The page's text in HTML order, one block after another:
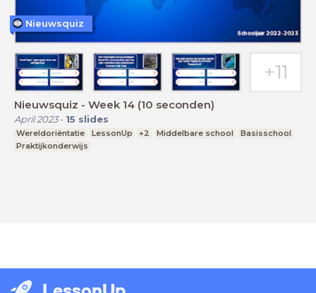
Nieuwsquiz - Week 14 (10 seconden)
April 2023- 15 slides
Wereldoriëntatie LessonUp +2 Middelbare school
Basisschool
Praktijkonderwijs
Nieuwsquiz